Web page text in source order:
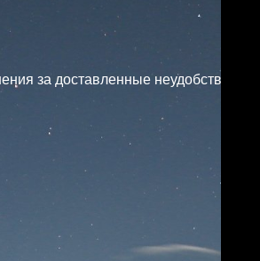
за доставленные неудобства